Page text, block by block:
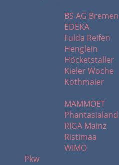
BS AG Bremen
EDEKA
Fulda Reifen
Henglein
Höcketstaller
Kieler Woche
Kothmaier
MAMMOET
Phantasialand
RIGA Mainz
Ristimaa
WIMO
Pkw